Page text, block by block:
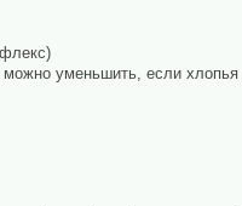
можно уменьшить, если